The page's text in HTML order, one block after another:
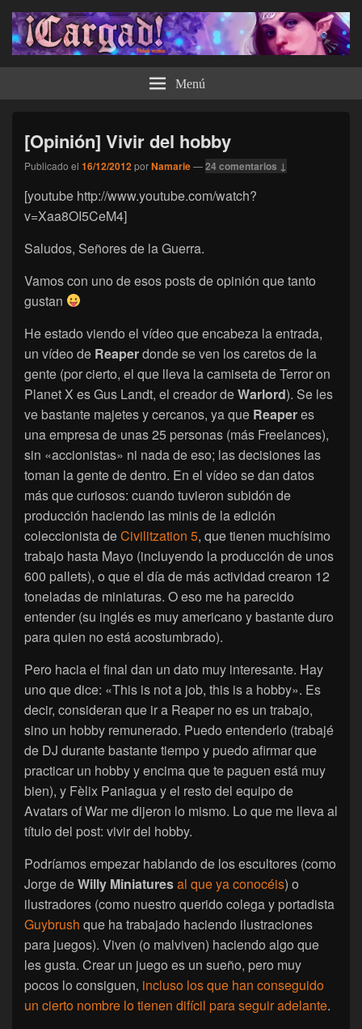
¡Cargad! Menú
[Opinión] Vivir del hobby
Publicado el 16/12/2012porNamarie—24 comentarios ↓
[youtube http://www.youtube.com/watch?
v=Xaa8OI5CeM4]
Saludos, Señores de la Guerra.
Vamos con uno de esos posts de opinión que tanto
gustan
He estado viendo el vídeo que encabeza la entrada,
un vídeo de Reaperdonde se ven los caretos de la
gente (por cierto, el que lleva la camiseta de Terror on
Planet X es Gus Landt, el creador deWarlord). Se les
ve bastante majetes y cercanos, ya que Reaperes
una empresa de unas 25 personas (más Freelances),
sin «accionistas» ni nada de eso; las decisiones las
toman la gente de dentro. En el vídeo se dan datos
más que curiosos: cuando tuvieron subidón de
producción haciendo las minis de la edición
coleccionista deCivilitzation 5, que tienen muchísimo
trabajo hasta Mayo (incluyendo la producción de unos
600 pallets), o que el día de más actividad crearon 12
toneladas de miniaturas. O eso me ha parecido
entender (su inglés es muy americano y bastante duro
para quien no está acostumbrado).
Pero hacia el final dan un dato muy interesante. Hay
uno que dice: «This is not a job, this is a hobby». Es
decir, consideran que ir a Reaper no es un trabajo,
sino un hobby remunerado. Puedo entenderlo (trabajé
de DJ durante bastante tiempo y puedo afirmar que
practicar un hobby y encima que te paguen está muy
bien), y Fèlix Paniagua y el resto del equipo de
Avatars of War me dijeron lo mismo. Lo que me lleva al
título del post: vivir del hobby.
Podríamos empezar hablando de los escultores (como
Jorge deWilly Miniaturesal que ya conocéis) o
ilustradores (como nuestro querido colega y portadista
Guybrush que ha trabajado haciendo ilustraciones
para juegos). Viven (o malviven) haciendo algo que
les gusta. Crear un juego es un sueño, pero muy
pocos lo consiguen, incluso los que han conseguido
un cierto nombre lo tienen difícil para seguir adelante.